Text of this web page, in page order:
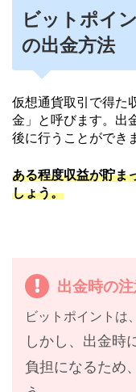
ビットポイ
の出金方法
仮想通貨取引で得た
金」と呼びます。出
後に行うことができ
ある程度収益が貯ま
しょう。
出金時の
ビットポイントは
しかし、出金時
負担になるため